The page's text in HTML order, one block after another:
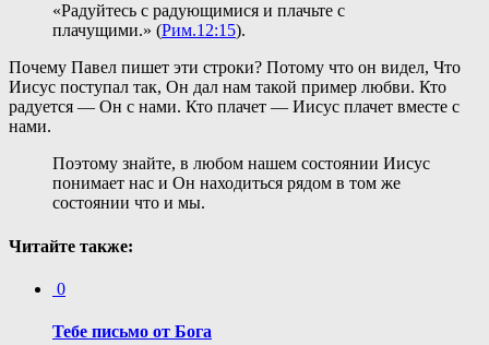
«Радуйтесь с радующимися и плачьте с
плачущими.» (Рим.12:15).
Почему Павел пишет эти строки? Потому что он видел, Что
Иисус поступал так, Он дал нам такой пример любви. Кто
радуется — Он с нами. Кто плачет — Иисус плачет вместе с
нами.
Поэтому знайте, в любом нашем состоянии Иисус
понимает нас и Он находиться рядом в том же
состоянии что и мы.
Читайте также:
0
Тебе письмо от Бога